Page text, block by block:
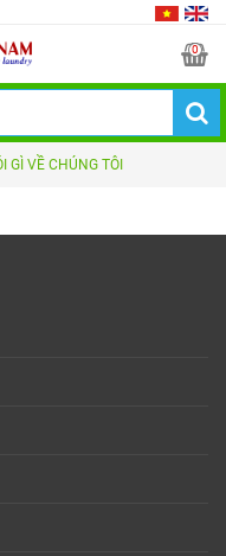
0
GÌ VỀ CHÚNG TÔI